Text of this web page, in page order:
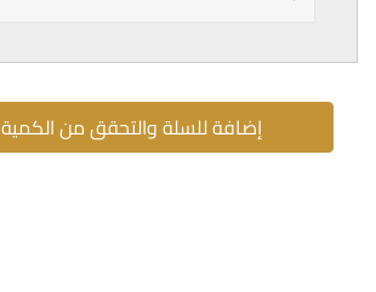
إضافة للسلة والتحقق من الكمية